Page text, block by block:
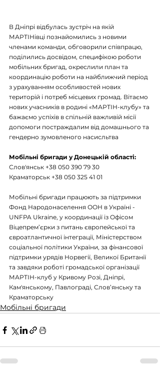
В Дніпрі відбулась зустріч на якій
МАРТІНівці познайомились з новими
членами команди, обговорили співпрацю,
поділились досвідом, специфікою роботи
мобільних бригад, окреслили план та
координацію роботи на найближчий період
з урахуванням особливостей нових
територій і потреб місцевих громад. Вітаємо
нових учасників в родині «МАРТІН-клубу» та
бажаємо успіхів в спільній важливій місії
допомоги постраждалим від домашнього та
гендерно зумовленого насисльтва
Мобільні бригади у Донецькій області:
Слов'янськ +38 050 390 79 30
Краматорськ +38 050 325 41 01
Мобільні бригади працюють за підтримки
Фонд Народонаселення ООН в Україні -
UNFPA Ukraine, у координації із Офісом
Віцепрем’єрки з питань європейської та
євроатлантичної інтеграції, Міністерством
соціальної політики України, за фінансової
підтримки урядів Норвегії, Великої Британії
та завдяки роботі громадської організації
МАРТІН-клуб у Кривому Розі, Дніпрі,
Кам'янському, Павлограді, Слов’янську та
Краматорську
Мобільні бригади